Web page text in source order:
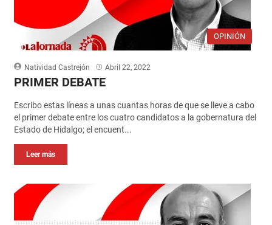
OPINIÓN
Natividad Castrejón Abril 22, 2022
PRIMER DEBATE
Escribo estas líneas a unas cuantas horas de que se lleve a cabo
el primer debate entre los cuatro candidatos a la gobernatura del
Estado de Hidalgo; el encuent...
Leer más